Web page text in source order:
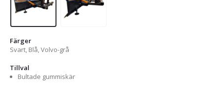
Färger
Svart, Blå, Volvo-grå
Tillval
Bultade gummiskär